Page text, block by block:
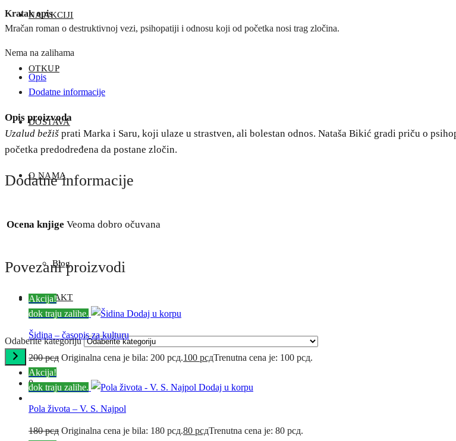
NA AKCIJI
OTKUP
DOSTAVA
O NAMA
Blog
KONTAKT
Odaberite kategoriju
0
Kratak opis
Mračan roman o destruktivnoj vezi, psihopatiji i odnosu koji od početka nosi trag zločina.
Nema na zalihama
Opis
Dodatne informacije
Opis proizvoda
Uzalud bežiš prati Marka i Saru, koji ulaze u strastven, ali bolestan odnos. Nataša Bikić gradi priču o
početka predodređena da postane zločin.
Dodatne informacije
Ocena knjige Veoma dobro očuvana
Povezani proizvodi
Akcija!
dok traju zalihe.
Dodaj u korpu
Šidina – časopis za kulturu
200рсд Originalna cena je bila: 200 рсд.100 рсдTrenutna cena je: 100 рсд.
Akcija!
dok traju zalihe.
Dodaj u korpu
Pola života – V. S. Najpol
180рсд Originalna cena je bila: 180 рсд.80 рсдTrenutna cena je: 80 рсд.